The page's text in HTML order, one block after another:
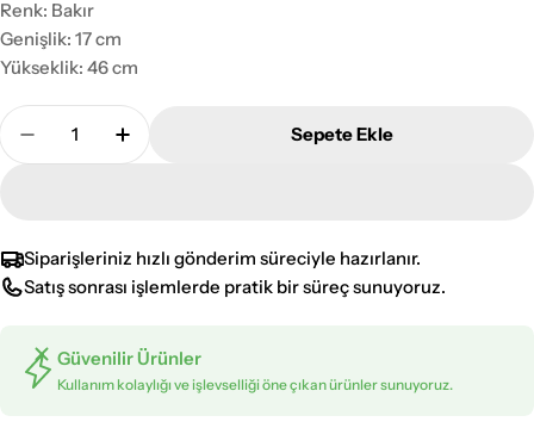
Renk: Bakır
Genişlik: 17 cm
Yükseklik: 46 cm
Adet
Zerpa Plastik Optik Altıgen Eskitme Bakır Sarkıt
Zerpa Plastik Optik Altıgen Eskitme
Sepete Ekle
Siparişleriniz hızlı gönderim süreciyle hazırlanır.
Satış sonrası işlemlerde pratik bir süreç sunuyoruz.
Güvenilir Ürünler
Kullanım kolaylığı ve işlevselliği öne çıkan ürünler sunuyoruz.